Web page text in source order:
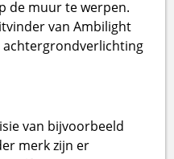
de muur te werpen.
van Ambilight
achtergrondverlichting
van bijvoorbeeld
merk zijn er